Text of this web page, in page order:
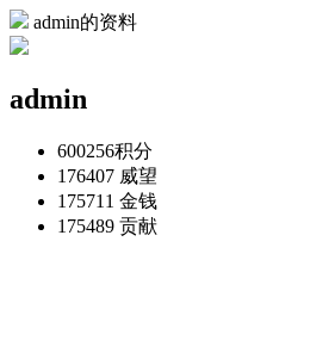
admin的资料
admin
600256积分
176407 威望
175711 金钱
175489 贡献